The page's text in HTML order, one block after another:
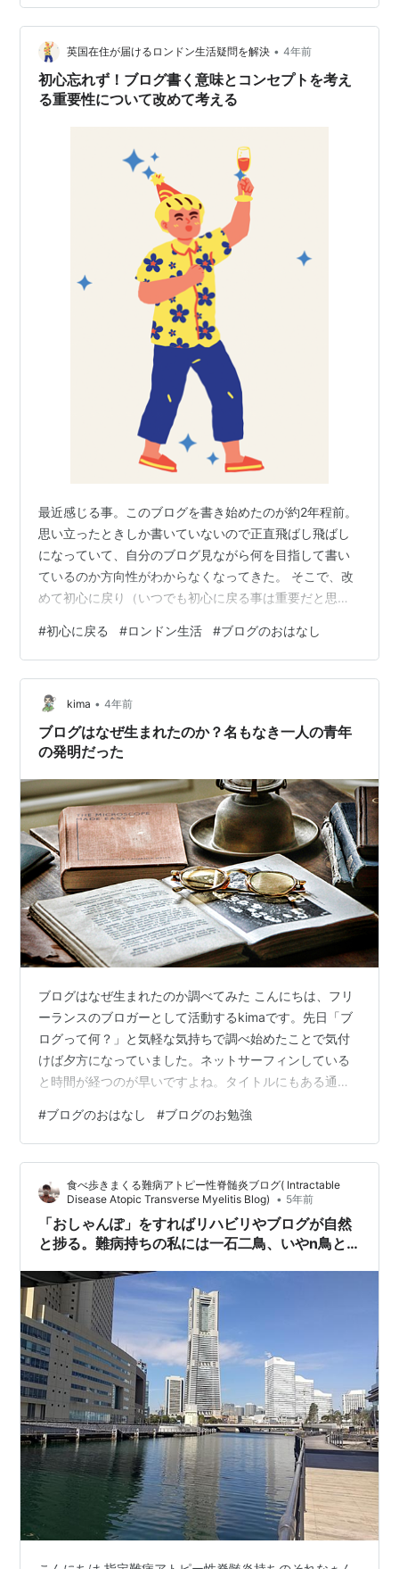
が、なんというか…ギラギラっとした感じがするんです
よね。笑 隙がない、整った投稿というか、突っ込まれな
いように精査して出しているというか。140字でいかにう
まいこというか、と…
英国在住が届けるロンドン生活疑問を解決 • 4年前
初心忘れず！ブログ書く意味とコンセプトを考え
る重要性について改めて考える
最近感じる事。このブログを書き始めたのが約2年程前。
思い立ったときしか書いていないので正直飛ばし飛ばし
になっていて、自分のブログ見ながら何を目指して書い
ているのか方向性がわからなくなってきた。 そこで、改
めて初心に戻り（いつでも初心に戻る事は重要だと思
ます。（ちょっと方向性見えてきた感じで嬉） と言う事
で、デザインとかもリニューアルしてちょこッと気分も
変えたりしてみようかな？そして自己紹介とかも改めて
してみたり。（なぜなら2年前の私と今の私では年齢もさ
ることながら自分のいる生活の中のポジション？とかも
変わってくるし。（って言っても離婚してないし…
#初心に戻る #ロンドン生活 #ブログのおはなし
kima • 4年前
ブログはなぜ生まれたのか？名もなき一人の青年
の発明だった
ブログはなぜ生まれたのか調べてみた こんにちは、フリ
ーランスのブロガーとして活動するkimaです。先日「ブ
ログって何？」と気軽な気持ちで調べ始めたことで気付
けば夕方になっていました。ネットサーフィンしている
と時間が経つのが早いですよね。タイトルにもある通
私はブログ誕生から今日のブログまでを知ることで、ブ
ログへの向き合い方が少し変わりました。 kimablog.org
「何となくブログを書いている」という方はぜひ読んで
みてください。自分のブログの存在意義について考える
良いきっかけになると思います！
#ブログのおはなし #ブログのお勉強
食べ歩きまくる難病アトピー性脊髄炎ブログ( Intractable
Disease Atopic Transverse Myelitis Blog) • 5年前
「おしゃんぽ」をすればリハビリやブログが自然
と捗る。難病持ちの私には一石二鳥、いやn鳥と